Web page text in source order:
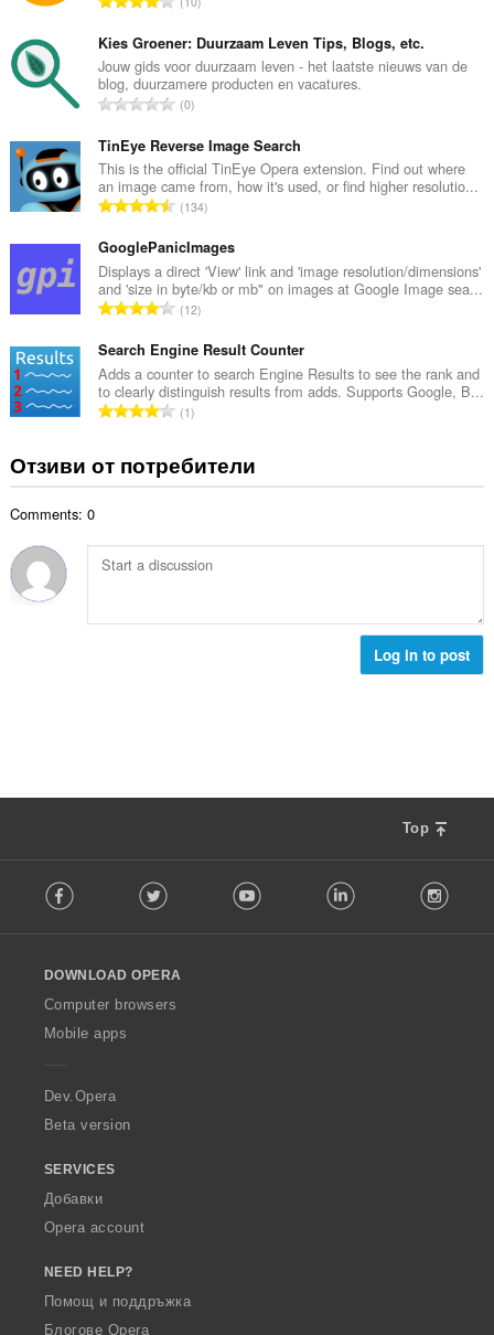
щ
б
р
о
о
ц
е
н
к
и
:
Kies Groener: Duurzaam Leven Tips, Blogs, etc.
Jouw gids voor duurzaam leven - het laatste nieuws van de
blog, duurzamere producten en vacatures.
О
щ
б
р
о
о
ц
е
н
к
и
:
0
TinEye Reverse Image Search
This is the official TinEye Opera extension. Find out where
an image came from, how it's used, or find higher resolutio...
О
щ
б
р
о
о
ц
е
н
и
:
134
GooglePanicImages
Displays a direct 'View' link and 'image resolution/dimensions'
and 'size in byte/kb or mb" on images at Google Image sea...
О
щ
б
р
о
о
ц
к
и
12
Search Engine Result Counter
Adds a counter to search Engine Results to see the rank and
to clearly distinguish results from adds. Supports Google, B...
О
щ
б
й
о
н
1
Отзиви от потребители
Comments: 0
Log in to post
Top
o
w
O
p
a
Facebook Twitter Youtube LinkedIn
DOWNLOAD OPERA
Computer browsers
Mobile apps
Dev.Opera
Beta version
SERVICES
Добавки
Opera account
NEED HELP?
Помощ и поддръжка
Блогове Opera